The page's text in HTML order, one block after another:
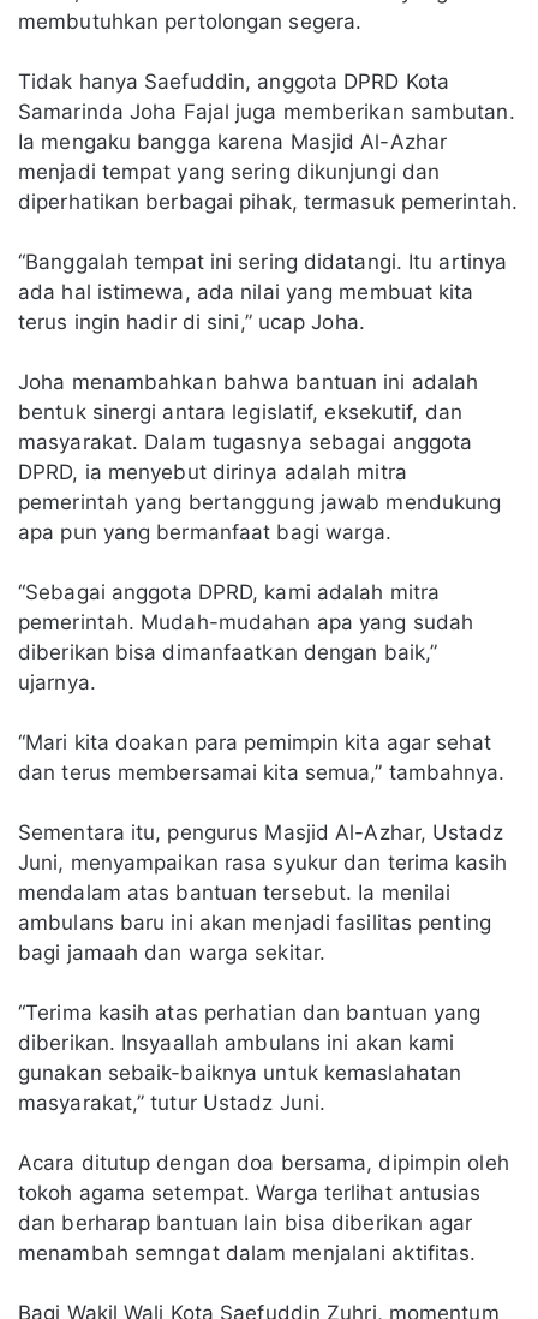
membutuhkan pertolongan segera.
Tidak hanya Saefuddin, anggota DPRD Kota
Samarinda Joha Fajal juga memberikan sambutan.
Ia mengaku bangga karena Masjid Al-Azhar
menjadi tempat yang sering dikunjungi dan
diperhatikan berbagai pihak, termasuk pemerintah.
“Banggalah tempat ini sering didatangi. Itu artinya
ada hal istimewa, ada nilai yang membuat kita
terus ingin hadir di sini,” ucap Joha.
Joha menambahkan bahwa bantuan ini adalah
bentuk sinergi antara legislatif, eksekutif, dan
masyarakat. Dalam tugasnya sebagai anggota
DPRD, ia menyebut dirinya adalah mitra
pemerintah yang bertanggung jawab mendukung
apa pun yang bermanfaat bagi warga.
“Sebagai anggota DPRD, kami adalah mitra
pemerintah. Mudah-mudahan apa yang sudah
diberikan bisa dimanfaatkan dengan baik,”
ujarnya.
“Mari kita doakan para pemimpin kita agar sehat
dan terus membersamai kita semua,” tambahnya.
Sementara itu, pengurus Masjid Al-Azhar, Ustadz
Juni, menyampaikan rasa syukur dan terima kasih
mendalam atas bantuan tersebut. Ia menilai
ambulans baru ini akan menjadi fasilitas penting
bagi jamaah dan warga sekitar.
“Terima kasih atas perhatian dan bantuan yang
diberikan. Insyaallah ambulans ini akan kami
gunakan sebaik-baiknya untuk kemaslahatan
masyarakat,” tutur Ustadz Juni.
Acara ditutup dengan doa bersama, dipimpin oleh
tokoh agama setempat. Warga terlihat antusias
dan berharap bantuan lain bisa diberikan agar
menambah semngat dalam menjalani aktifitas.
Bagi Wakil Wali Kota Saefuddin Zuhri, momentum